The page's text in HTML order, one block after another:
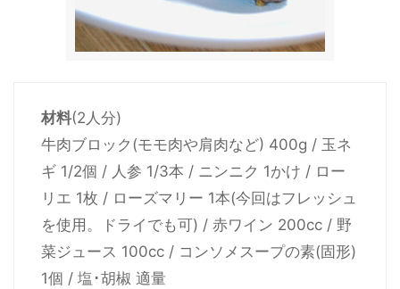
材料(2人分)
牛肉ブロック(モモ肉や肩肉など) 400g / 玉ネ
ギ 1/2個 / 人参 1/3本 / ニンニク 1かけ / ロー
リエ 1枚 / ローズマリー 1本(今回はフレッシュ
を使用。ドライでも可) / 赤ワイン 200cc / 野
菜ジュース 100cc / コンソメスープの素(固形)
1個 / 塩･胡椒 適量